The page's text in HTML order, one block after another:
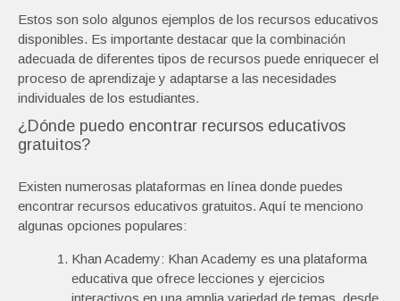
Estos son solo algunos ejemplos de los recursos educativos
disponibles. Es importante destacar que la combinación
adecuada de diferentes tipos de recursos puede enriquecer el
proceso de aprendizaje y adaptarse a las necesidades
individuales de los estudiantes.
¿Dónde puedo encontrar recursos educativos
gratuitos?
Existen numerosas plataformas en línea donde puedes
encontrar recursos educativos gratuitos. Aquí te menciono
algunas opciones populares:
Khan Academy: Khan Academy es una plataforma
educativa que ofrece lecciones y ejercicios
interactivos en una amplia variedad de temas, desde